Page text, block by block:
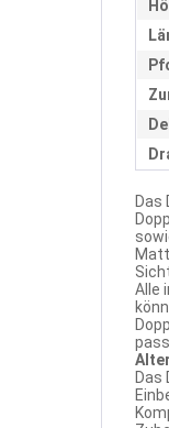
Das
Alle
Das